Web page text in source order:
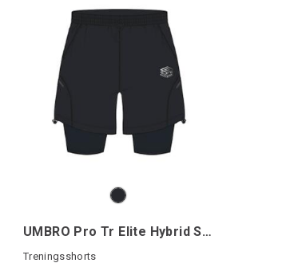
UMBRO Pro Tr Elite Hybrid Short
Treningsshorts